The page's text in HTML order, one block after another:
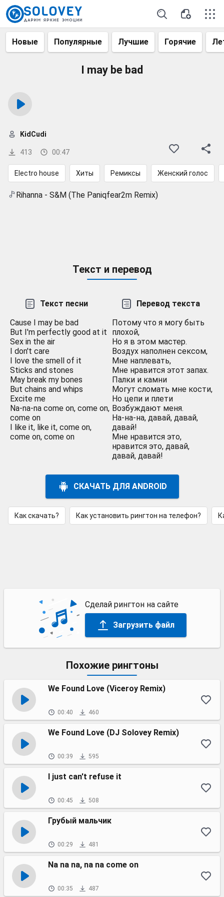
Новые Популярные Лучшие Горячие
I may be bad
413 00:47
KidCudi
Electro house Хиты Ремиксы Женский голос
Rihanna - S&M (The Paniqfear2m Remix)
Текст и перевод
Текст песни
Перевод текста
Cause I may be bad
But I'm perfectly good at it
Sex in the air
I don't care
I love the smell of it
Sticks and stones
May break my bones
But chains and whips
Excite me
Na-na-na come on, come on,
come on
I like it, like it, come on,
come on, come on
Потому что я могу быть
плохой,
Но я в этом мастер.
Воздух наполнен сексом,
Мне наплевать,
Мне нравится этот запах.
Палки и камни
Могут сломать мне кости,
Но цепи и плети
Возбуждают меня.
На-на-на, давай, давай,
давай!
Мне нравится это,
нравится это, давай,
давай, давай!
СКАЧАТЬ ДЛЯ ANDROID
Как скачать? Как установить рингтон на телефон?
Сделай рингтон на сайте
Загрузить файл
Похожие рингтоны
We Found Love (Viceroy Remix)
00:40 460
We Found Love (DJ Solovey Remix)
00:39 595
I just can't refuse it
00:45 508
Грубый мальчик
00:29 481
Na na na, na na come on
00:35 487